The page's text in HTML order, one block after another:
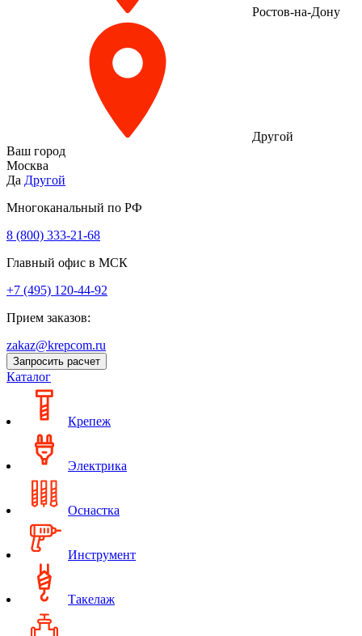
Ростов-на-Дону
Другой
Ваш город
Москва
Да Другой
Многоканальный по РФ
8 (800) 333‑21-68
Главный офис в МСК
+7 (495) 120-44-92
Прием заказов:
zakaz@krepcom.ru
Запросить расчет
Каталог
Крепеж
Электрика
Оснастка
Инструмент
Такелаж